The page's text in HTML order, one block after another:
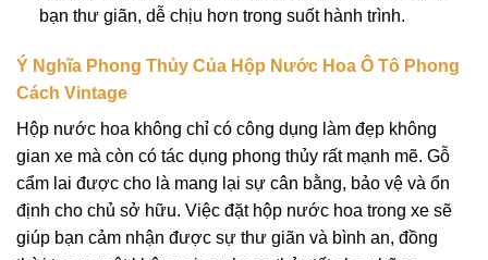
bạn thư giãn, dễ chịu hơn trong suốt hành trình.
Ý Nghĩa Phong Thủy Của Hộp Nước Hoa Ô Tô Phong
Cách Vintage
Hộp nước hoa không chỉ có công dụng làm đẹp không
gian xe mà còn có tác dụng phong thủy rất mạnh mẽ. Gỗ
cẩm lai được cho là mang lại sự cân bằng, bảo vệ và ổn
định cho chủ sở hữu. Việc đặt hộp nước hoa trong xe sẽ
giúp bạn cảm nhận được sự thư giãn và bình an, đồng